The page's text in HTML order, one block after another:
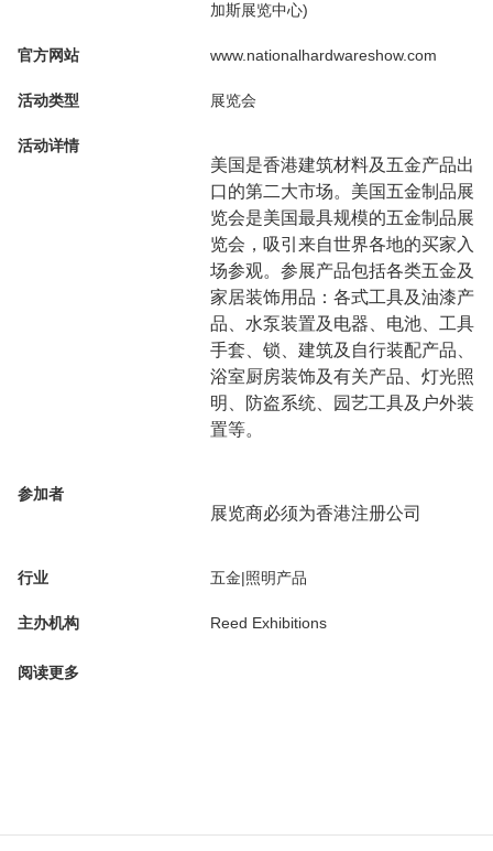
加斯展览中心)
官方网站 www.nationalhardwareshow.com
活动类型 展览会
活动详情
美国是香港建筑材料及五金产品出
口的第二大市场。美国五金制品展
览会是美国最具规模的五金制品展
览会，吸引来自世界各地的买家入
场参观。参展产品包括各类五金及
家居装饰用品：各式工具及油漆产
品、水泵装置及电器、电池、工具
手套、锁、建筑及自行装配产品、
浴室厨房装饰及有关产品、灯光照
明、防盗系统、园艺工具及户外装
置等。
参加者
展览商必须为香港注册公司
行业 五金|照明产品
主办机构 Reed Exhibitions
阅读更多